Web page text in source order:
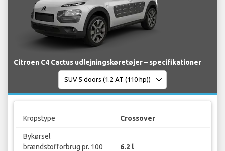
Citroen C4 Cactus udlejningskøretøjer – specifikationer
Kropstype Crossover
Bykørsel
brændstofforbrug pr. 100
6.2 l